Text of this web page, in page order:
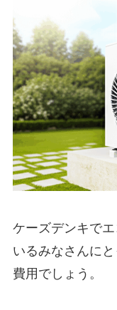
ケーズデンキで
いるみなさんに
費用でしょう。